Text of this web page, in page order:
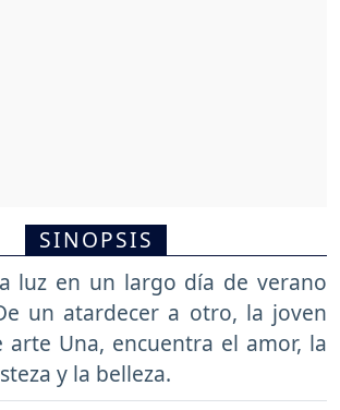
SINOPSIS
luz en un largo día de verano
un atardecer a otro, la joven
arte Una, encuentra el amor, la
y la belleza.